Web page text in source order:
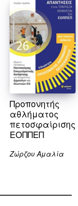
Προπονητής
αθλήματος
πετοσφαίρισης
ΕΟΠΠΕΠ
Ζώρζου Αμαλία